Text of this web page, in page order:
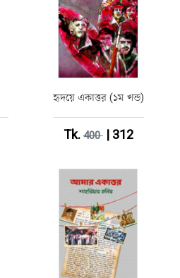
হৃদয়ে একাত্তর (১ম খন্ড)
Tk.400| 312